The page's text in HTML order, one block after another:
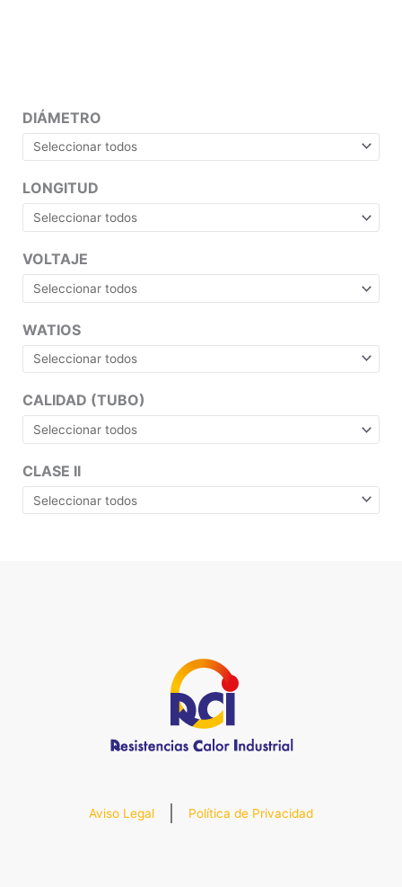
DIÁMETRO
LONGITUD
VOLTAJE
WATIOS
CALIDAD (TUBO)
CLASE II
Aviso Legal Política de Privacidad